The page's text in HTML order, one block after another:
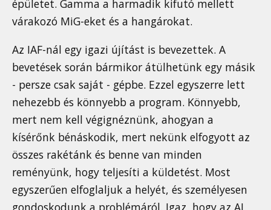
épületet. Gamma a harmadik kifutó mellett
várakozó MiG-eket és a hangárokat.
Az IAF-nál egy igazi újítást is bevezettek. A
bevetések során bármikor átülhetünk egy másik
- persze csak saját - gépbe. Ezzel egyszerre lett
nehezebb és könnyebb a program. Könnyebb,
mert nem kell végignéznünk, ahogyan a
kísérőnk bénáskodik, mert nekünk elfogyott az
összes rakétánk és benne van minden
reményünk, hogy teljesíti a küldetést. Most
egyszerűen elfoglaljuk a helyét, és személyesen
gondoskodunk a problémáról. Igaz, hogy az AI